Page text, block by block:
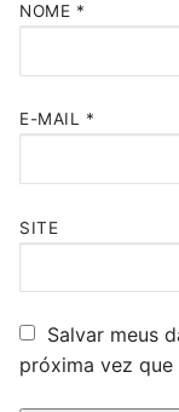
NOME *
E-MAIL *
SITE
Salvar meus
próxima vez que